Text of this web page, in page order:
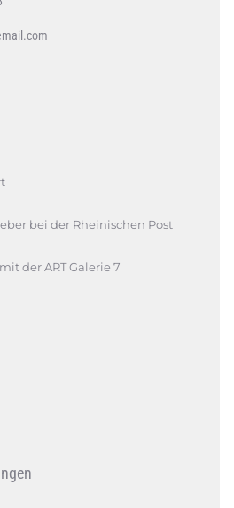
bei der Rheinischen Post
der ART Galerie 7